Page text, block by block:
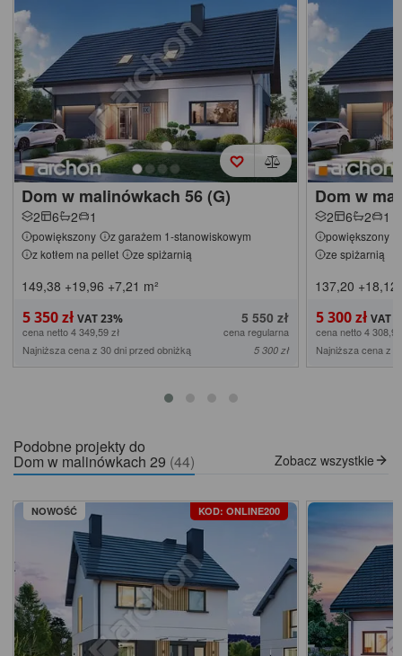
Dom w malinówkach 56 (G)
2 6 2 1
powiększony
z garażem 1-stanowiskowym
z kotłem na pellet
ze spiżarnią
149,38 +19,96 +7,21 m²
5 350 zł 5 550 zł
cena netto 4 349,59 zł
cena regularna
Najniższa cena z 30 dni przed obniżką
5 300 zł
Dom w
2 6 2 1
powiększony
ze spiżarnią
137,20 +18,12
5 300 zł
cena netto 4
Najniższa cena z
Podobne projekty do
Dom w malinówkach 29 (44) Zobacz wszystkie
NOWOŚĆ KOD: ONLINE200